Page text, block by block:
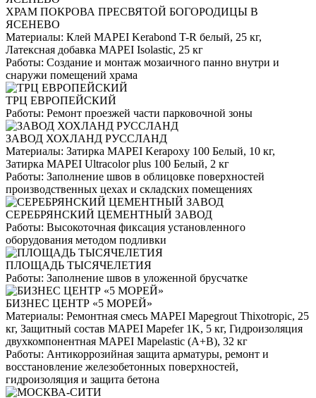
ХРАМ ПОКРОВА ПРЕСВЯТОЙ БОГОРОДИЦЫ В
ЯСЕНЕВО
Материалы: Клей MAPEI Kerabond T-R белый, 25 кг,
Латексная добавка MAPEI Isolastic, 25 кг
Работы: Создание и монтаж мозаичного панно внутри и
снаружи помещений храма
ТРЦ ЕВРОПЕЙСКИЙ
Работы: Ремонт проезжей части парковочной зоны
ЗАВОД ХОХЛАНД РУССЛАНД
Материалы: Затирка MAPEI Kerapoxy 100 Белый, 10 кг,
Затирка MAPEI Ultracolor plus 100 Белый, 2 кг
Работы: Заполнение швов в облицовке поверхностей
производственных цехах и складских помещениях
СЕРЕБРЯНСКИЙ ЦЕМЕНТНЫЙ ЗАВОД
Работы: Высокоточная фиксация установленного
оборудования методом подливки
ПЛОЩАДЬ ТЫСЯЧЕЛЕТИЯ
Работы: Заполнение швов в уложенной брусчатке
БИЗНЕС ЦЕНТР «5 МОРЕЙ»
Материалы: Ремонтная смесь MAPEI Mapegrout Thixotropic, 25
кг, Защитный состав MAPEI Mapefer 1K, 5 кг, Гидроизоляция
двухкомпонентная MAPEI Mapelastic (А+B), 32 кг
Работы: Антикоррозийная защита арматуры, ремонт и
восстановление железобетонных поверхностей,
гидроизоляция и защита бетона